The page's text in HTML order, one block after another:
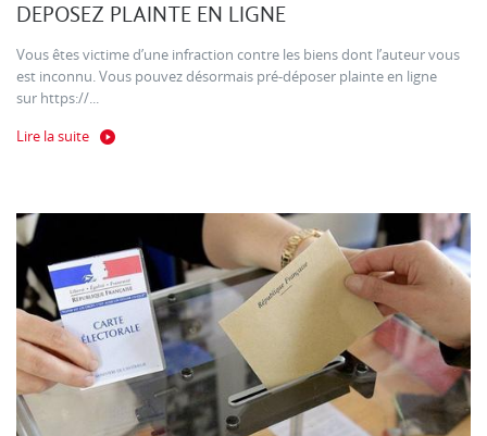
DEPOSEZ PLAINTE EN LIGNE
Vous êtes victime d’une infraction contre les biens dont l’auteur vous
est inconnu. Vous pouvez désormais pré-déposer plainte en ligne
sur https://...
Lire la suite